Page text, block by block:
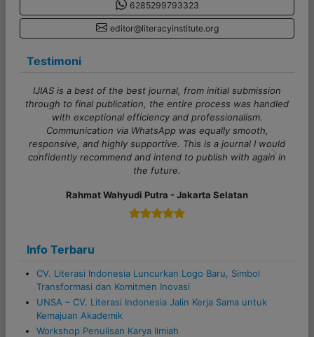
6285299793323
editor@literacyinstitute.org
Testimoni
journal, from initial submission
the entire process was handled
and professionalism.
was equally smooth,
This is a journal I would
intend to publish with again in
Putra - Jakarta Selatan
Terima kasih banyak untuk
Pelayanannya cepat,
sekali. Proses komunikasi juga
semua pertanyaan dijawab
untuk tim Literasi
Previous Next
Info Terbaru
CV. Literasi Indonesia Luncurkan Logo Baru, Simbol
Transformasi dan Komitmen Inovasi
UNSA – CV. Literasi Indonesia Jalin Kerja Sama untuk
Kemajuan Akademik
Workshop Penulisan Karya Ilmiah